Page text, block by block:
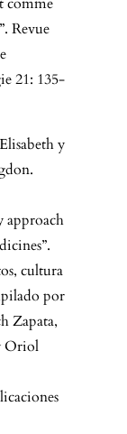
Revue
21: 135-
y
approach
cultura
por
Zapata,
Oriol